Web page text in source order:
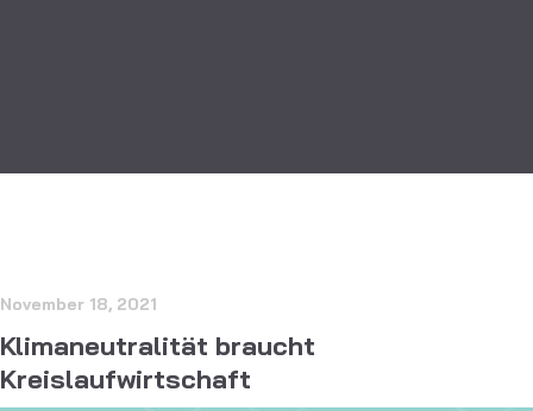
November 18, 2021
Klimaneutralität braucht
Kreislaufwirtschaft